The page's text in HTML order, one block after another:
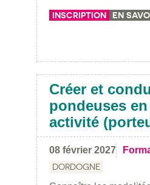
INSCRIPTION EN
Créer et
pondeuses
activité
08 février 2027
DORDOGNE